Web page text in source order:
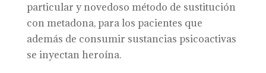
particular y novedoso método de sustitución
con metadona, para los pacientes que
además de consumir sustancias psicoactivas
se inyectan heroína.